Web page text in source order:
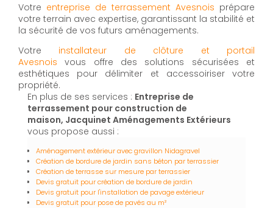
Votre entreprise de terrassement Avesnois prépare
votre terrain avec expertise, garantissant la stabilité et
la sécurité de vos futurs aménagements.
Votre installateur de clôture et portail
Avesnois vous offre des solutions sécurisées et
esthétiques pour délimiter et accessoiriser votre
propriété.
En plus de ses services : Entreprise de
terrassement pour construction de
maison, Jacquinet Aménagements Extérieurs
vous propose aussi :
Aménagement extérieur avec gravillon Nidagravel
Création de bordure de jardin sans béton par terrassier
Création de terrasse sur mesure par terrassier
Devis gratuit pour création de bordure de jardin
Devis gratuit pour l'installation de pavage extérieur
Devis gratuit pour pose de pavés au m²